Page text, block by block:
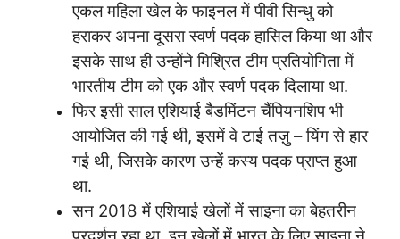
एकल महिला खेल के फाइनल में पीवी सिन्धु को
हराकर अपना दूसरा स्वर्ण पदक हासिल किया था और
इसके साथ ही उन्होंने मिश्रित टीम प्रतियोगिता में
भारतीय टीम को एक और स्वर्ण पदक दिलाया था.
फिर इसी साल एशियाई बैडमिंटन चैंपियनशिप भी
आयोजित की गई थी, इसमें वे टाई तज़ु – यिंग से हार
गई थी, जिसके कारण उन्हें कस्य पदक प्राप्त हुआ
था.
सन 2018 में एशियाई खेलों में साइना का बेहतरीन